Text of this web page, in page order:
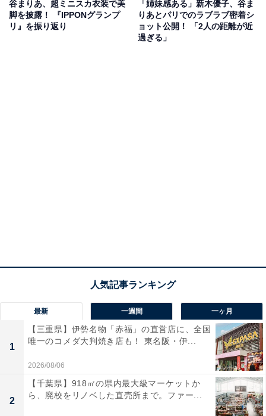
谷まりあ、超ミニスカ衣装で美
脚を披露！ 『IPPONグランプ
リ』を振り返り
「姉妹感ある」新木優子、谷ま
りあとパリでのラブラブ密着シ
ョット公開！ 「2人の距離が近
過ぎる」
最新 一週間 一ヶ月
1
【三重県】伊勢名物「赤福」の直営店に、全国
唯一のコメダ大判焼き店も！ 東名阪・伊...
2026/08/06
2
【千葉県】918㎡の県内最大級マーケットか
ら、廃校をリノベした直売所まで。ファー...